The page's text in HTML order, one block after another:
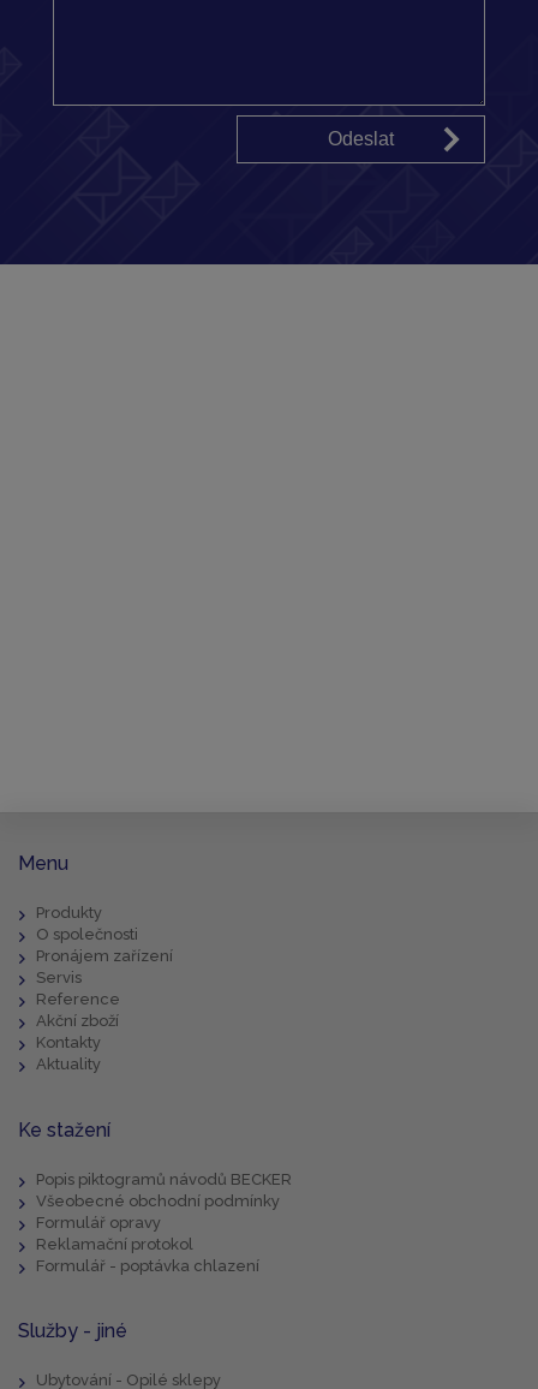
Menu
Produkty
O společnosti
Pronájem zařízení
Servis
Reference
Akční zboží
Kontakty
Aktuality
Ke stažení
Popis piktogramů návodů BECKER
Všeobecné obchodní podmínky
Formulář opravy
Reklamační protokol
Formulář - poptávka chlazení
Služby - jiné
Ubytování - Opilé sklepy